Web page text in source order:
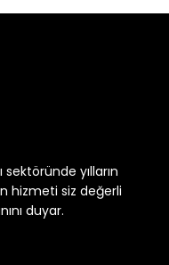
yılların
hizmeti siz değerli
duyar.